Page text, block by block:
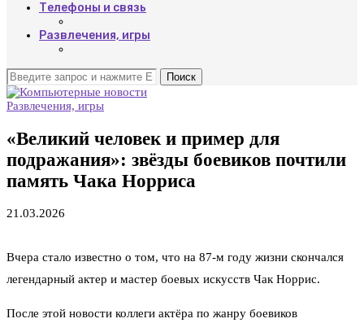
Телефоны и связь
Развлечения, игры
Поиск
Развлечения, игры
«Великий человек и пример для
подражания»: звёзды боевиков почтили
память Чака Норриса
21.03.2026
Вчера стало известно о том, что на 87-м году жизни скончался
легендарный актер и мастер боевых искусств Чак Норрис.
После этой новости коллеги актёра по жанру боевиков